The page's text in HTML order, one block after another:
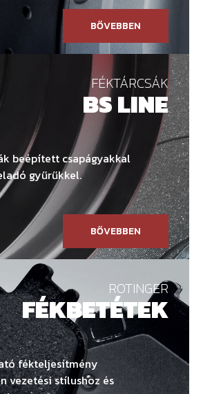
BŐVEBBEN
FÉKTÁRCSÁK
BS LINE
beépített csapágyakkal
gyűrűkkel.
BŐVEBBEN
ROTINGER
FÉKBETÉTEK
fékteljesítmény
vezetési stílushoz és